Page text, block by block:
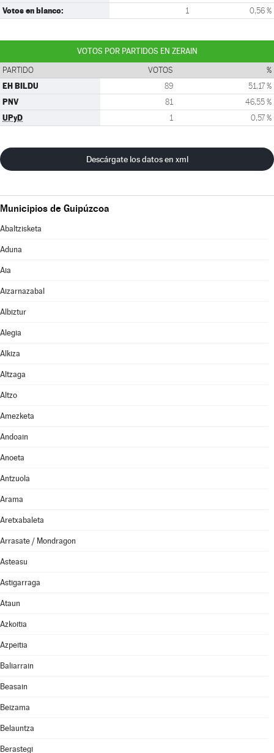
Votos en blanco: 1 0,56 %
VOTOS POR PARTIDOS EN ZERAIN
PARTIDO VOTOS %
EH BILDU 89 51,17 %
PNV 81 46,55 %
UPyD 1 0,57 %
Descárgate los datos en xml
Municipios de Guipúzcoa
Abaltzisketa
Aduna
Aia
Aizarnazabal
Albiztur
Alegia
Alkiza
Altzaga
Altzo
Amezketa
Andoain
Anoeta
Antzuola
Arama
Aretxabaleta
Arrasate / Mondragon
Asteasu
Astigarraga
Ataun
Azkoitia
Azpeitia
Baliarrain
Beasain
Beizama
Belauntza
Berastegi